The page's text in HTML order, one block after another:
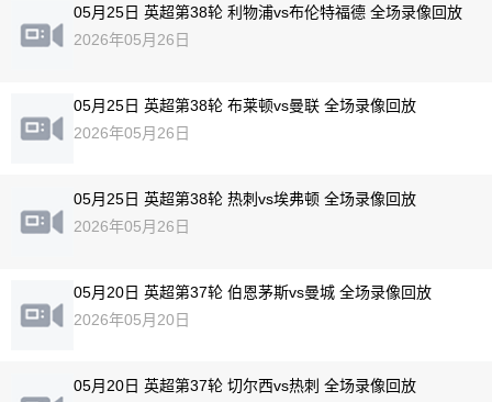
05月25日 英超第38轮 利物浦vs布伦特福德 全场录像回放
2026年05月26日
05月25日 英超第38轮 布莱顿vs曼联 全场录像回放
2026年05月26日
05月25日 英超第38轮 热刺vs埃弗顿 全场录像回放
2026年05月26日
05月20日 英超第37轮 伯恩茅斯vs曼城 全场录像回放
2026年05月20日
05月20日 英超第37轮 切尔西vs热刺 全场录像回放